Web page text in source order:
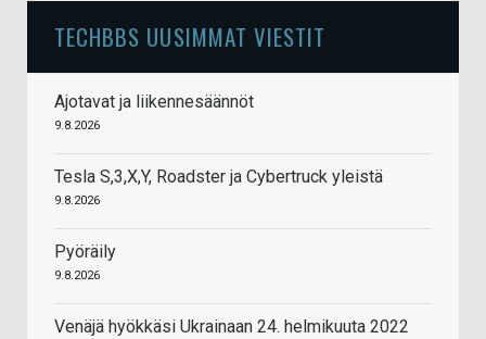
TECHBBS UUSIMMAT VIESTIT
Ajotavat ja liikennesäännöt
9.8.2026
Tesla S,3,X,Y, Roadster ja Cybertruck yleistä
9.8.2026
Pyöräily
9.8.2026
Venäjä hyökkäsi Ukrainaan 24. helmikuuta 2022